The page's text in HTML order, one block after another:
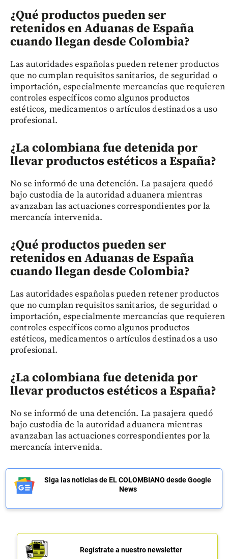
¿Qué productos pueden ser
retenidos en Aduanas de España
cuando llegan desde Colombia?
Las autoridades españolas pueden retener productos
que no cumplan requisitos sanitarios, de seguridad o
importación, especialmente mercancías que requieren
controles específicos como algunos productos
estéticos, medicamentos o artículos destinados a uso
profesional.
¿La colombiana fue detenida por
llevar productos estéticos a España?
No se informó de una detención. La pasajera quedó
bajo custodia de la autoridad aduanera mientras
avanzaban las actuaciones correspondientes por la
mercancía intervenida.
¿Qué productos pueden ser
retenidos en Aduanas de España
cuando llegan desde Colombia?
Las autoridades españolas pueden retener productos
que no cumplan requisitos sanitarios, de seguridad o
importación, especialmente mercancías que requieren
controles específicos como algunos productos
estéticos, medicamentos o artículos destinados a uso
profesional.
¿La colombiana fue detenida por
llevar productos estéticos a España?
No se informó de una detención. La pasajera quedó
bajo custodia de la autoridad aduanera mientras
avanzaban las actuaciones correspondientes por la
mercancía intervenida.
Siga las noticias de EL COLOMBIANO desde Google
News
Regístrate a nuestro newsletter